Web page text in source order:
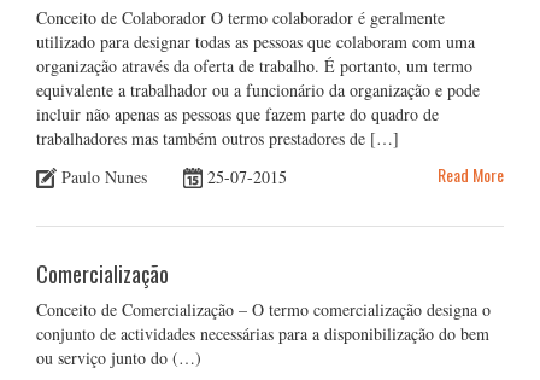
Conceito de Colaborador O termo colaborador é geralmente
utilizado para designar todas as pessoas que colaboram com uma
organização através da oferta de trabalho. É portanto, um termo
equivalente a trabalhador ou a funcionário da organização e pode
incluir não apenas as pessoas que fazem parte do quadro de
trabalhadores mas também outros prestadores de […]
Paulo Nunes
25-07-2015 Read More
Comercialização
Conceito de Comercialização – O termo comercialização designa o
conjunto de actividades necessárias para a disponibilização do bem
ou serviço junto do (…)